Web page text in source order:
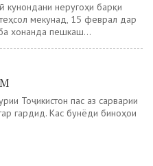
кунондани неругоҳи барқи
мекунад, 15 феврал дар
хонанда пешкаш...
Тоҷикистон пас аз сарварии
гардид. Кас бунёди биноҳои